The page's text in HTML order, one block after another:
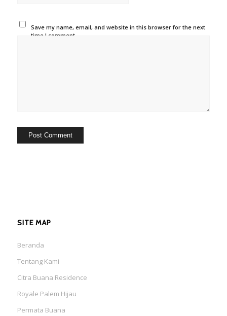
Save my name, email, and website in this browser for the next
time I comment.
SITE MAP
Beranda
Tentang Kami
Citra Buana Residence
Royale Palem Hijau
Permata Buana